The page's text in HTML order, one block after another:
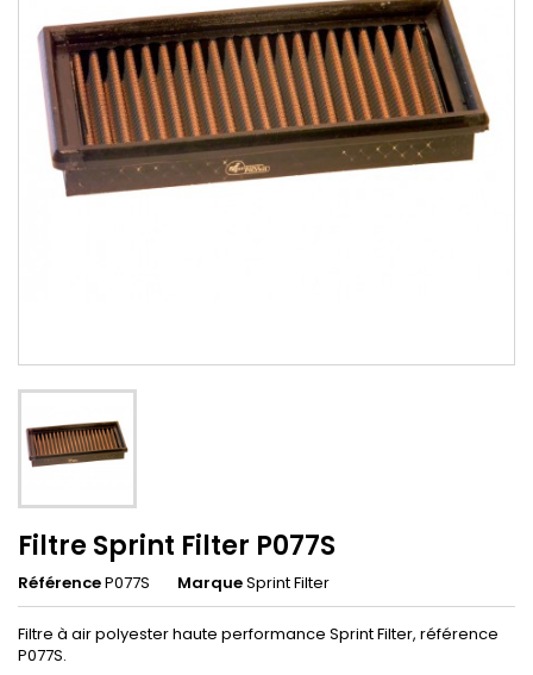
Filtre Sprint Filter P077S
RéférenceP077S MarqueSprint Filter
Filtre à air polyester haute performance Sprint Filter, référence
P077S.